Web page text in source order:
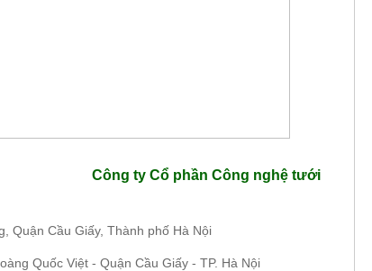
Công ty Cổ phần Công nghệ tưới
Quận Cầu Giấy, Thành phố Hà Nội
oàng Quốc Việt - Quận Cầu Giấy - TP. Hà Nội